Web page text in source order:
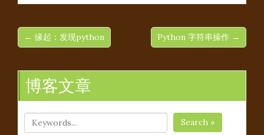
← 缘起：发现python Python 字符串操作 →
博客文章
Search »